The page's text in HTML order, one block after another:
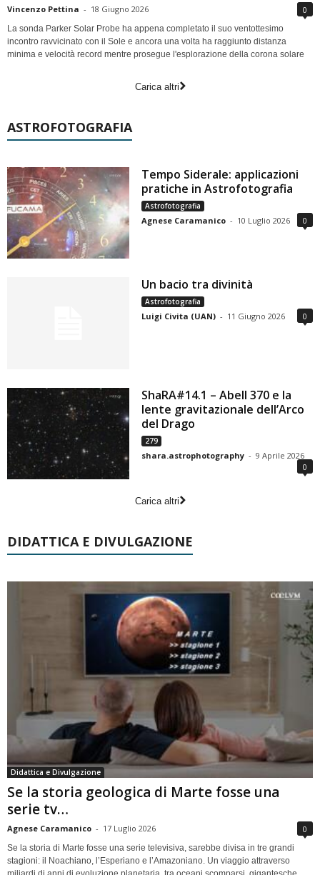
Vincenzo Pettina - 18 Giugno 2026 0
La sonda Parker Solar Probe ha appena completato il suo ventottesimo
incontro ravvicinato con il Sole e ancora una volta ha raggiunto distanza
minima e velocità record mentre prosegue l'esplorazione della corona solare
Carica altri
ASTROFOTOGRAFIA
Tempo Siderale: applicazioni
pratiche in Astrofotografia
Astrofotografia
Agnese Caramanico - 10 Luglio 2026 0
Un bacio tra divinità
Astrofotografia
Luigi Civita (UAN) - 11 Giugno 2026 0
ShaRA#14.1 – Abell 370 e la
lente gravitazionale dell’Arco
del Drago
279
shara.astrophotography - 9 Aprile 2026
0
Carica altri
DIDATTICA E DIVULGAZIONE
Didattica e Divulgazione
Se la storia geologica di Marte fosse una
serie tv…
Agnese Caramanico - 17 Luglio 2026 0
Se la storia di Marte fosse una serie televisiva, sarebbe divisa in tre grandi
stagioni: il Noachiano, l’Esperiano e l’Amazoniano. Un viaggio attraverso